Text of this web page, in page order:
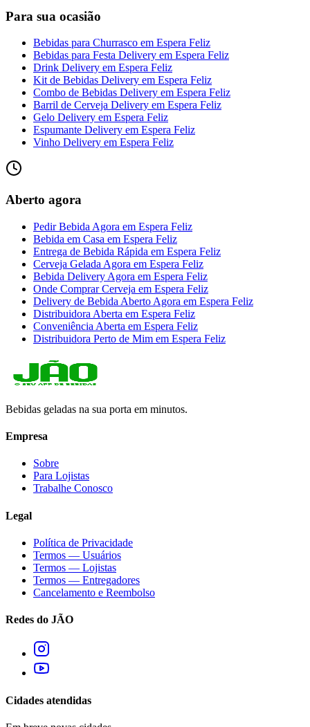
Para sua ocasião
Bebidas para Churrasco em Espera Feliz
Bebidas para Festa Delivery em Espera Feliz
Drink Delivery em Espera Feliz
Kit de Bebidas Delivery em Espera Feliz
Combo de Bebidas Delivery em Espera Feliz
Barril de Cerveja Delivery em Espera Feliz
Gelo Delivery em Espera Feliz
Espumante Delivery em Espera Feliz
Vinho Delivery em Espera Feliz
Aberto agora
Pedir Bebida Agora em Espera Feliz
Bebida em Casa em Espera Feliz
Entrega de Bebida Rápida em Espera Feliz
Cerveja Gelada Agora em Espera Feliz
Bebida Delivery Agora em Espera Feliz
Onde Comprar Cerveja em Espera Feliz
Delivery de Bebida Aberto Agora em Espera Feliz
Distribuidora Aberta em Espera Feliz
Conveniência Aberta em Espera Feliz
Distribuidora Perto de Mim em Espera Feliz
Bebidas geladas na sua porta em minutos.
Empresa
Sobre
Para Lojistas
Trabalhe Conosco
Legal
Política de Privacidade
Termos — Usuários
Termos — Lojistas
Termos — Entregadores
Cancelamento e Reembolso
Redes do JÃO
Cidades atendidas